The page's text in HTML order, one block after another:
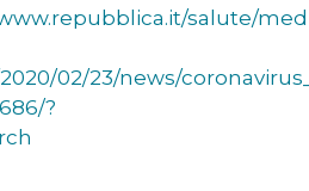
salute/
02/23/news/
?